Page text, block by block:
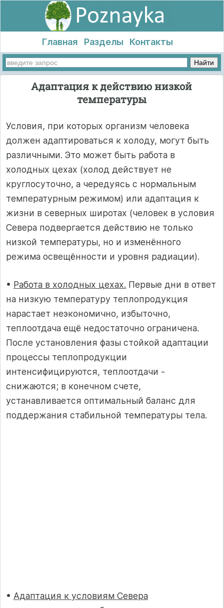
Главная Разделы Контакты
Адаптация к действию низкой
температуры
Условия, при которых организм человека
должен адаптироваться к холоду, могут быть
различными. Это может быть работа в
холодных цехах (холод действует не
круглосуточно, а чередуясь с нормальным
температурным режимом) или адаптация к
жизни в северных широтах (человек в условия
Севера подвергается действию не только
низкой температуры, но и изменённого
режима освещённости и уровня радиации).
• Работа в холодных цехах. Первые дни в ответ
на низкую температуру теплопродукция
нарастает неэкономично, избыточно,
теплоотдача ещё недостаточно ограничена.
После установления фазы стойкой адаптации
процессы теплопродукции
интенсифицируются, теплоотдачи -
снижаются; в конечном счете,
устанавливается оптимальный баланс для
поддержания стабильной температуры тела.
• Адаптация к условиям Севера